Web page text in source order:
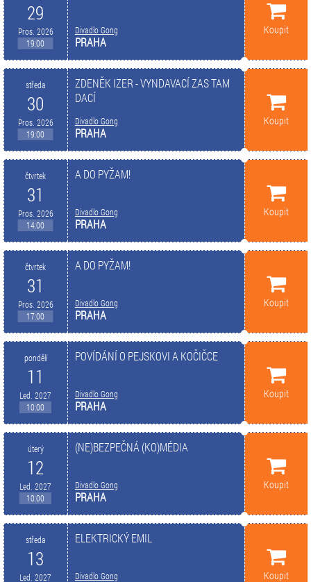
29
Pros. 2026
19:00
Divadlo Gong
PRAHA
Koupit
středa
30
Pros. 2026
19:00
ZDENĚK IZER - VYNDAVACÍ ZAS TAM
DACÍ
Divadlo Gong
PRAHA
Koupit
čtvrtek
31
Pros. 2026
14:00
A DO PYŽAM!
Divadlo Gong
PRAHA
Koupit
čtvrtek
31
Pros. 2026
17:00
A DO PYŽAM!
Divadlo Gong
PRAHA
Koupit
pondělí
11
Led. 2027
10:00
POVÍDÁNÍ O PEJSKOVI A KOČIČCE
Divadlo Gong
PRAHA
Koupit
úterý
12
Led. 2027
10:00
(NE)BEZPEČNÁ (KO)MÉDIA
Divadlo Gong
PRAHA
Koupit
středa
13
Led. 2027
ELEKTRICKÝ EMIL
Divadlo Gong Koupit